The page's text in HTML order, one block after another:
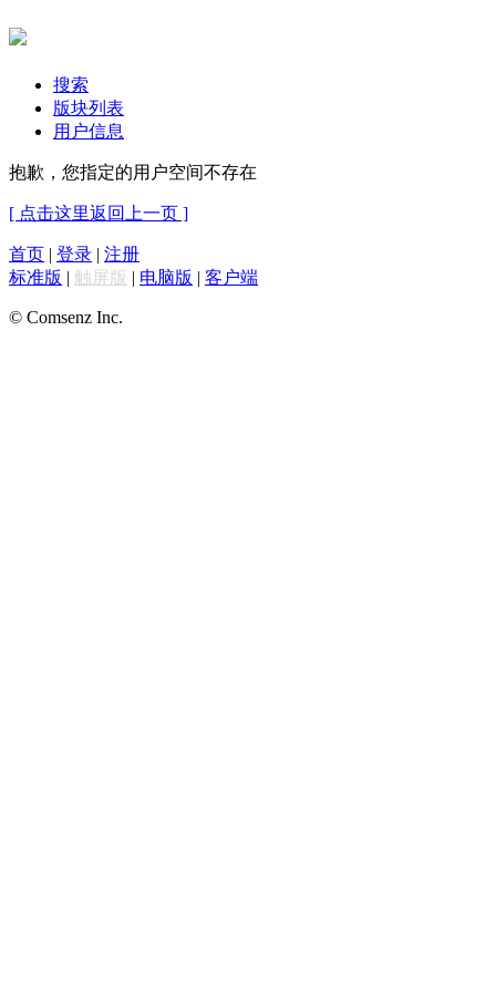
搜索
版块列表
用户信息
抱歉，您指定的用户空间不存在
[ 点击这里返回上一页 ]
首页 | 登录 | 注册
标准版 | 触屏版 | 电脑版 | 客户端
© Comsenz Inc.